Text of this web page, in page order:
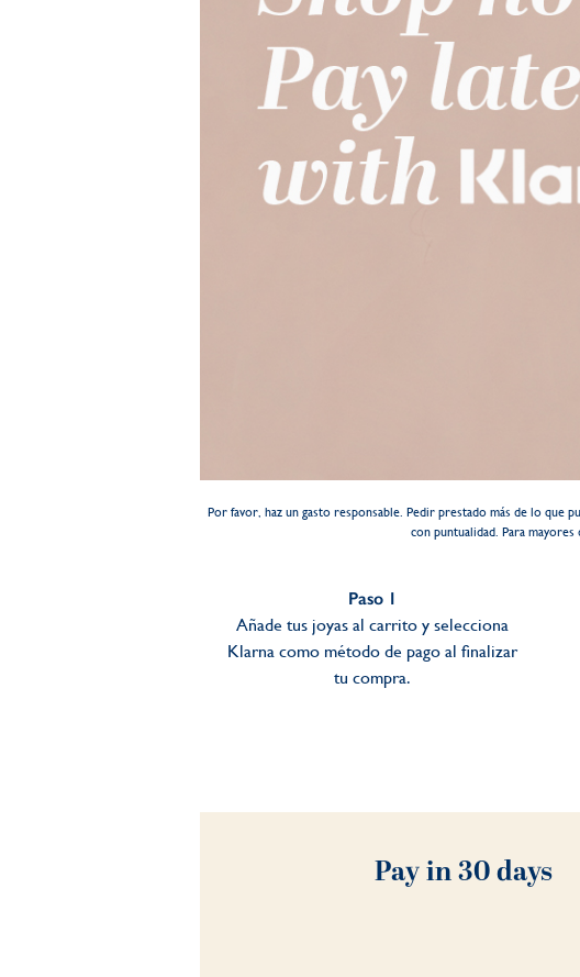
Por favor, haz un gasto responsable. Pedir prestado más de lo que
con puntualidad. Para mayores
Paso 1
Añade tus joyas al carrito y selecciona
Klarna como método de pago al finalizar
tu compra.
Pay in 30 days